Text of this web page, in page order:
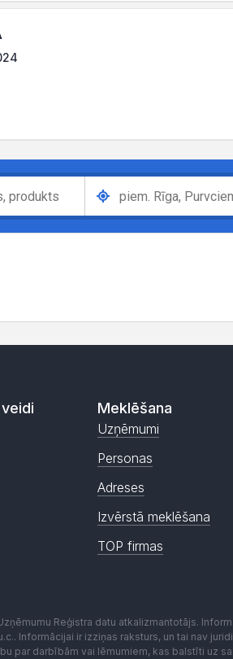
Meklēšana
Uzņēmumi
Personas
Adreses
Izvērstā meklēšana
TOP firmas
Reģistra datu atkalizmantotājs.
Informācijai ir izziņas raksturs, un tai nav
par darbībām vai lēmumiem, kas balstīti uz